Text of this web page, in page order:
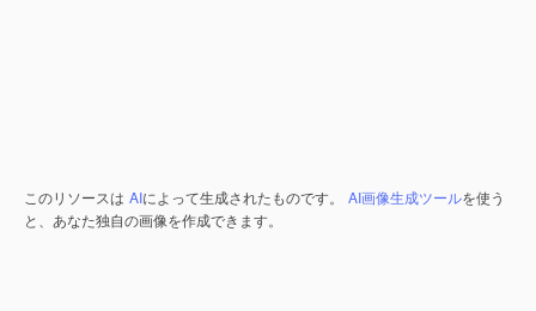
このリソースは AIによって生成されたものです。 AI画像生成ツールを使う
と、あなた独自の画像を作成できます。